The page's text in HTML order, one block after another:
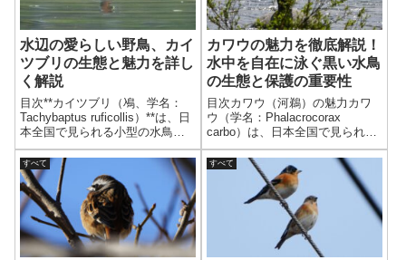
水辺の愛らしい野鳥、カイ
ツブリの生態と魅力を詳し
く解説
目次**カイツブリ（鳰、学名：
Tachybaptus ruficollis）**は、日
本全国で見られる小型の水鳥
で、特徴的な泳ぎ方や水中に潜
る動きが観察者を楽しませてく
れる鳥です。カイツブリは湖沼
や河川、池などの淡水域に生息
し、夏鳥や留鳥と...
カワウの魅力を徹底解説！
水中を自在に泳ぐ黒い水鳥
の生態と保護の重要性
目次カワウ（河鵜）の魅力カワ
ウ（学名：Phalacrocorax
carbo）は、日本全国で見られる
水鳥の一種で、主に川や湖、沿
岸地域に生息しています。その
黒く輝く羽毛と水中を自由自在
に泳ぐ姿が特徴的で、多くの自
然愛好家やバードウォッチャ
すべて すべて